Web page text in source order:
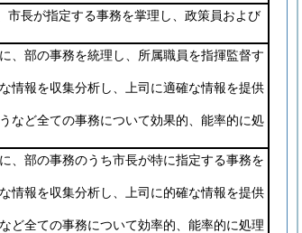
市長が指定する事務を掌理し、政策員および
、部の事務を統理し、所属職員を指揮監督す
情報を収集分析し、上司に適確な情報を提供
など全ての事務について効果的、能率的に処
、部の事務のうち市長が特に指定する事務を
情報を収集分析し、上司に的確な情報を提供
ど全ての事務について効率的、能率的に処理